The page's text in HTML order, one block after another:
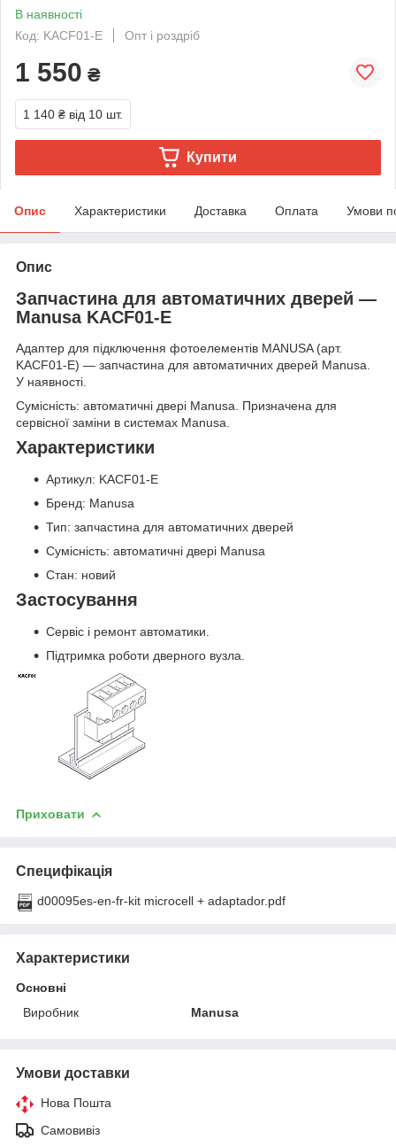
В наявності
Код: KACF01-E
Опт і роздріб
1 550 ₴
1 140 ₴ від 10 шт.
Купити
Опис Характеристики Доставка Оплата Умови
Опис
Запчастина для автоматичних дверей —
Manusa KACF01-E
Адаптер для підключення фотоелементів MANUSA (арт.
KACF01-E) — запчастина для автоматичних дверей Manusa.
У наявності.
Сумісність: автоматичні двері Manusa. Призначена для
сервісної заміни в системах Manusa.
Характеристики
Артикул: KACF01-E
Бренд: Manusa
Тип: запчастина для автоматичних дверей
Сумісність: автоматичні двері Manusa
Стан: новий
Застосування
Сервіс і ремонт автоматики.
Підтримка роботи дверного вузла.
Приховати
Специфікація
d00095es-en-fr-kit microcell + adaptador.pdf
Характеристики
Основні
Виробник
Manusa
Умови доставки
Нова Пошта
Самовивіз